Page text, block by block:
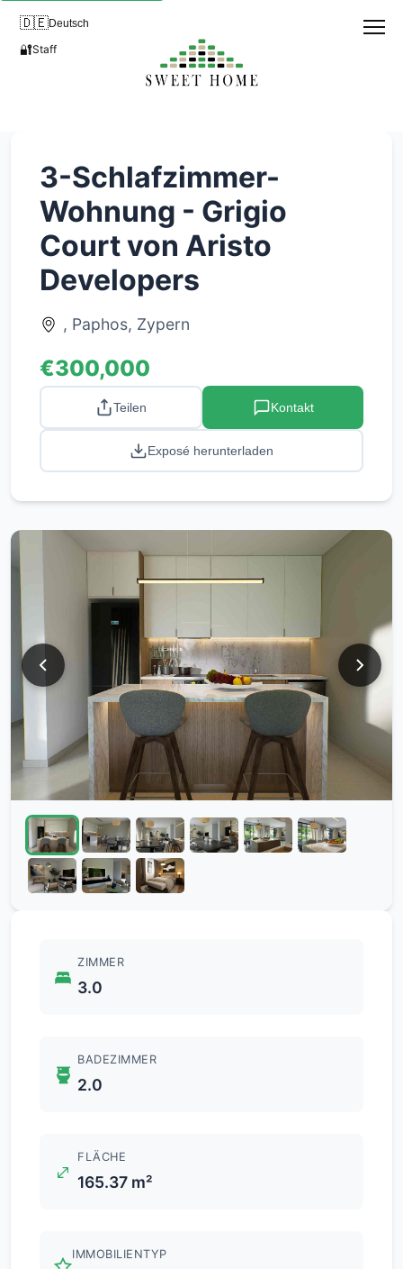
🇩🇪Deutsch
🔐Staff
3-Schlafzimmer-
Wohnung - Grigio
Court von Aristo
Developers
, Paphos, Zypern
€300,000
Teilen Kontakt
Exposé herunterladen
ZIMMER
3.0
BADEZIMMER
2.0
FLÄCHE
165.37 m²
IMMOBILIENTYP